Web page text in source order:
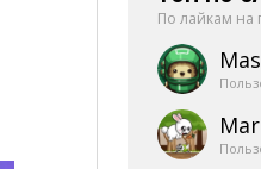
По лайкам на